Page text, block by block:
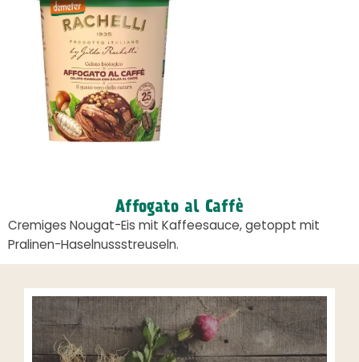
Affogato al Caffè
Cremiges Nougat-Eis mit Kaffeesauce, getoppt mit
Pralinen-Haselnussstreuseln.